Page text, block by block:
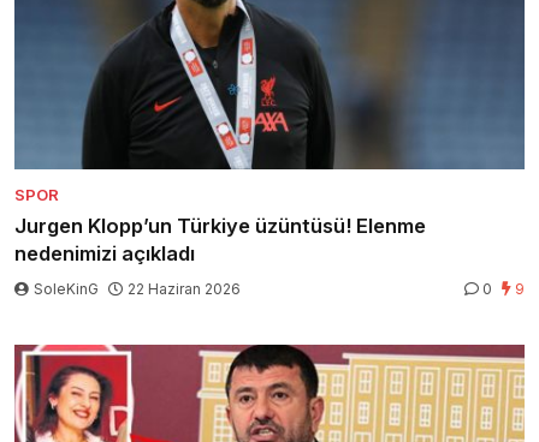
SPOR
Jurgen Klopp’un Türkiye üzüntüsü! Elenme
nedenimizi açıkladı
SoleKinG 22 Haziran 2026 0 9